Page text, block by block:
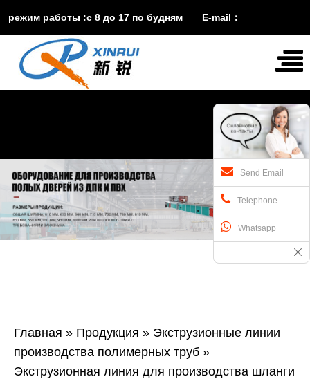
режим работы :с 8 до 17 по будням E-mail：
vira@xinruisuji.comWhatsApp： 
Главная » Продукция » Экструзионные линии
производства полимерных труб »
Экструзионная линия для производства шланги
Send Email
Telephone
Whatsapp